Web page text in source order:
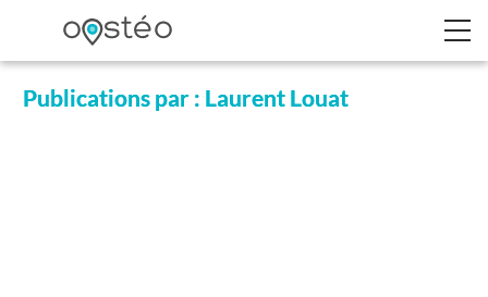
Publications par : Laurent Louat